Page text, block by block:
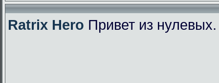
Ratrix Hero Привет из